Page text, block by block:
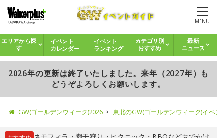
MENU
エリアから探
す
イベント
カレンダー
イベント
ランキング
カテゴリ別
おすすめ
最新
ニュース
2026年の更新は終了いたしました。来年（2027年）も
どうぞよろしくお願いします。
GW(ゴールデンウィーク)2026 東北のGW(ゴールデンウィーク)イ